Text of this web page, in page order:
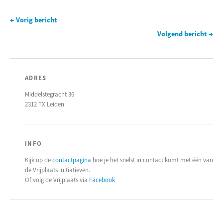
← Vorig bericht
Volgend bericht →
ADRES
Middelstegracht 36
2312 TX Leiden
INFO
Kijk op decontactpagina hoe je het snelst in contact komt met één van
de Vrijplaats initiatieven.
Of volg de Vrijplaats via Facebook